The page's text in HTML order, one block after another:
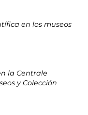
en los museos
la Centrale
y Colección